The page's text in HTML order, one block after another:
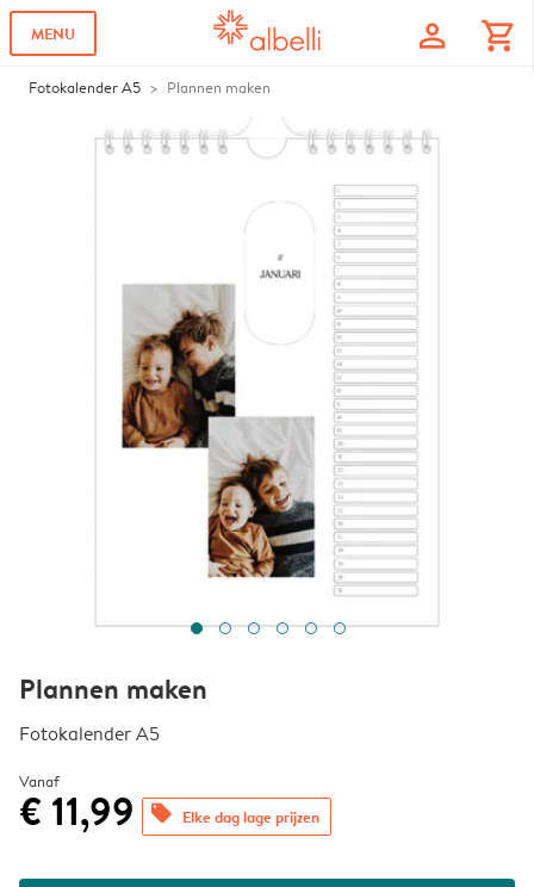
MENU profile shopping_cart
Fotokalender A5 Plannen maken
Plannen maken
Fotokalender A5
Vanaf
€ 11,99 offers Elke dag lage prijzen